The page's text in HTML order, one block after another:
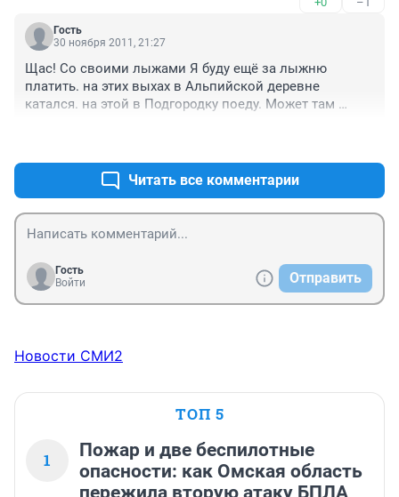
Гость
30 ноября 2011, 21:27
Щас! Со своими лыжами Я буду ещё за лыжню
платить. на этих выхах в Альпийской деревне
катался. на этой в Подгородку поеду. Может там
Читать все комментарии
Гость
Войти
Отправить
Новости СМИ2
ТОП 5
1
Пожар и две беспилотные
опасности: как Омская область
пережила вторую атаку БПЛА